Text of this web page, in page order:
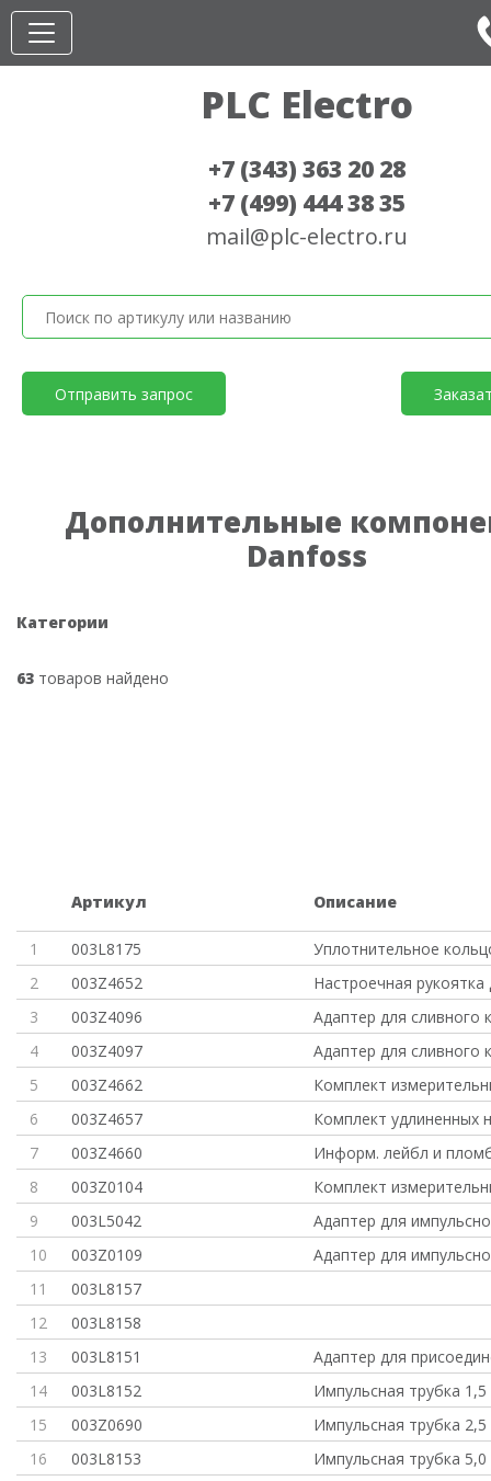
PLC Electro
+7 (343) 363 20 28
+7 (499) 444 38 35
mail@plc-electro.ru
Отправить запрос
Дополнительные
Danfoss
Категории
63 товаров найдено
Артикул Описание
1 003L8175
Уплотнительное
2
003Z4652
Настроечная рукоятка
3
003Z4096
Адаптер для сливного
4
003Z4097
Адаптер для сливного
5
003Z4662
Комплект
6
003Z4657
Комплект удлиненных
7
003Z4660
Информ. лейбл и
8
003Z0104
Комплект
9
003L5042
Адаптер для
10
003Z0109
Адаптер для
11
003L8157
12
003L8158
13
003L8151
Адаптер для
14
003L8152
Импульсная трубка
15
003Z0690
Импульсная трубка
16
003L8153
Импульсная трубка